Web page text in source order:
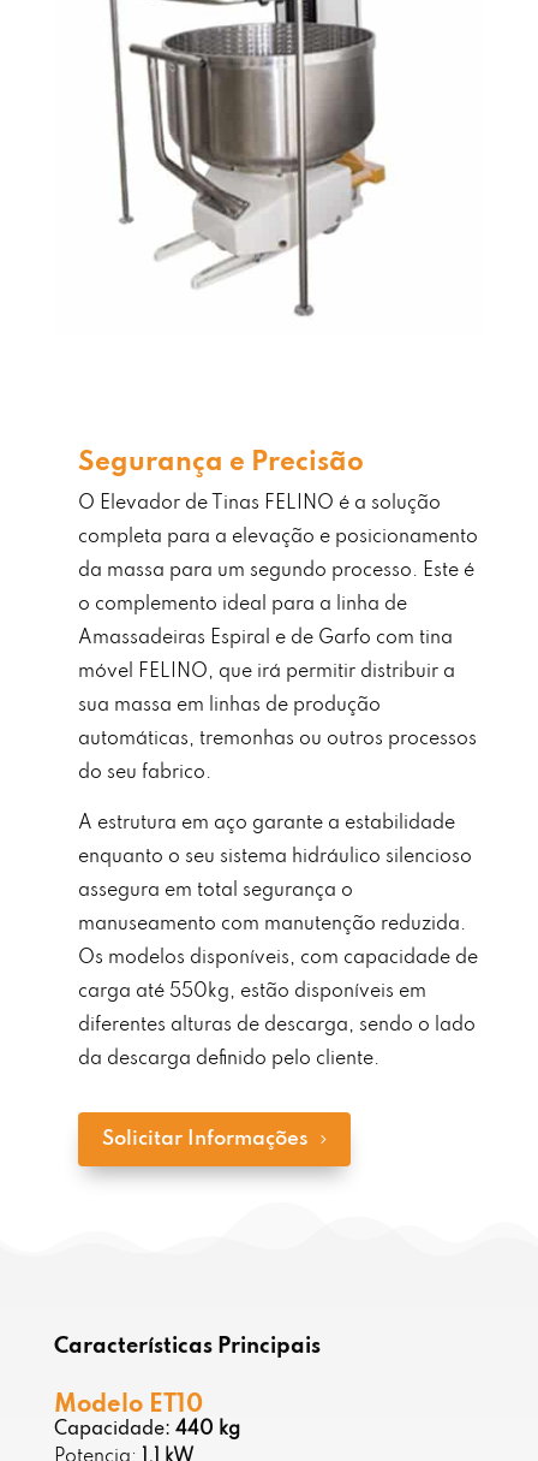
Segurança e Precisão
O Elevador de Tinas FELINO é a solução
completa para a elevação e posicionamento
da massa para um segundo processo. Este é
o complemento ideal para a linha de
Amassadeiras Espiral e de Garfo com tina
móvel FELINO, que irá permitir distribuir a
sua massa em linhas de produção
automáticas, tremonhas ou outros processos
do seu fabrico.
A estrutura em aço garante a estabilidade
enquanto o seu sistema hidráulico silencioso
assegura em total segurança o
manuseamento com manutenção reduzida.
Os modelos disponíveis, com capacidade de
carga até 550kg, estão disponíveis em
diferentes alturas de descarga, sendo o lado
da descarga definido pelo cliente.
Solicitar Informações
Características Principais
Modelo ET10
Capacidade: 440 kg
Potencia:
1,1 kW